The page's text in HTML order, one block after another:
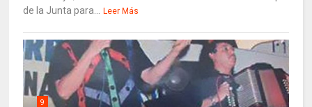
de la Junta para...
Leer Más
9